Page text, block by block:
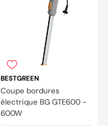
BESTGREEN
Coupe bordures
électrique BG GTE600 -
600W